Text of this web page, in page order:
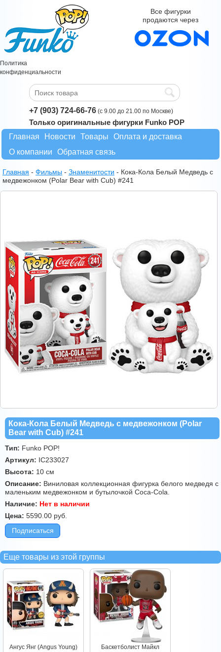
Политика
конфиденциальности
Все фигурки
продаются через
+7 (903) 724-66-76 (с 9.00 до 21.00 по Москве)
Только оригинальные фигурки Funko POP
Главная
Новости Товары
Оплата и доставка
О компании
Обратная связь
Главная - Фильмы - Знаменитости - Кока-Кола Белый Медведь с
медвежонком (Polar Bear with Cub) #241
Кока-Кола Белый Медведь с медвежонком (Polar
Bear with Cub) #241
Тип: Funko POP!
Артикул: IC233027
Высота: 10 см
Описание: Виниловая коллекционная фигурка белого медведя с
маленьким медвежонком и бутылочкой Coca-Cola.
Наличие: Нет в наличии
Цена: 5590.00 руб.
Подписаться
Еще товары из этой группы
Ангус Янг (Angus Young)
Баскетболист Майкл